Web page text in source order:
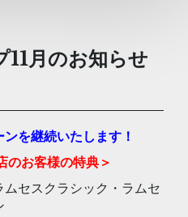
11月のお知らせ
を継続いたします！
のお客様の特典＞
セスクラシック・ラムセ